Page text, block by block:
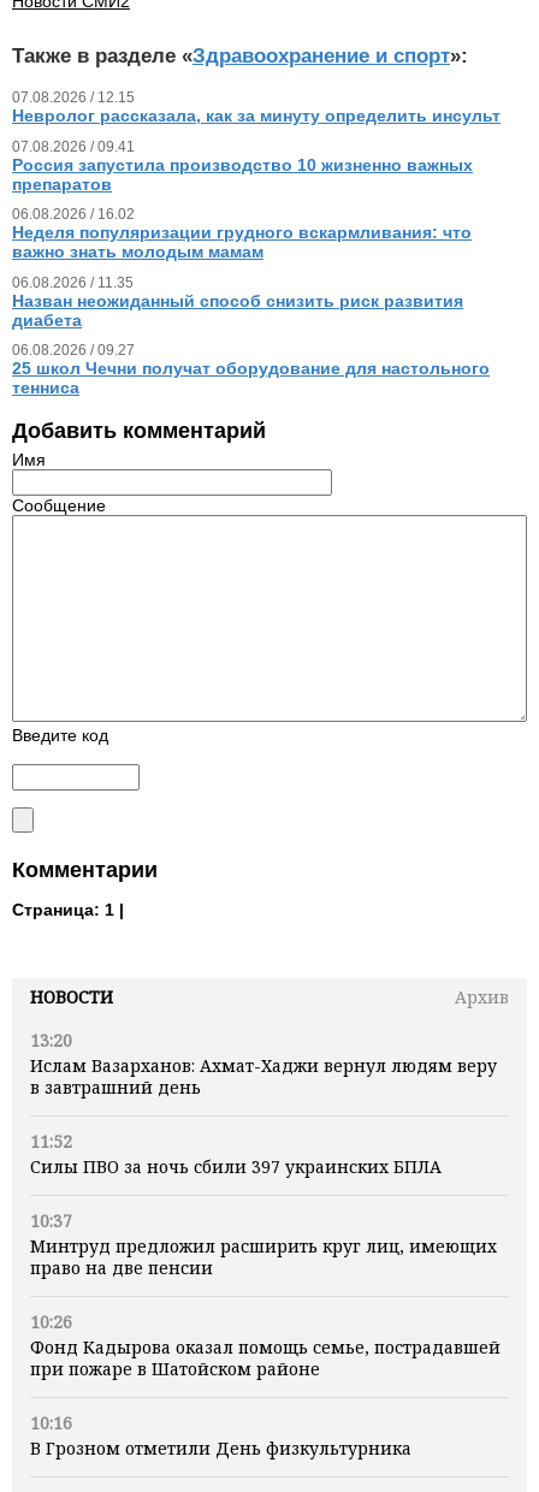
НОВОСТИ
Архив
13:20
Ислам Вазарханов: Ахмат-Хаджи вернул людям веру
в завтрашний день
11:52
Силы ПВО за ночь сбили 397 украинских БПЛА
10:37
Минтруд предложил расширить круг лиц, имеющих
право на две пенсии
10:26
Фонд Кадырова оказал помощь семье, пострадавшей
при пожаре в Шатойском районе
10:16
В Грозном отметили День физкультурника
Также в разделе «Здравоохранение и спорт»:
07.08.2026 / 12.15
Невролог рассказала, как за минуту определить инсульт
07.08.2026 / 09.41
Россия запустила производство 10 жизненно важных
препаратов
06.08.2026 / 16.02
Неделя популяризации грудного вскармливания: что
важно знать молодым мамам
06.08.2026 / 11.35
Назван неожиданный способ снизить риск развития
диабета
06.08.2026 / 09.27
25 школ Чечни получат оборудование для настольного
тенниса
Добавить комментарий
Имя
Сообщение
Введите код
Комментарии
Страница: 1 |